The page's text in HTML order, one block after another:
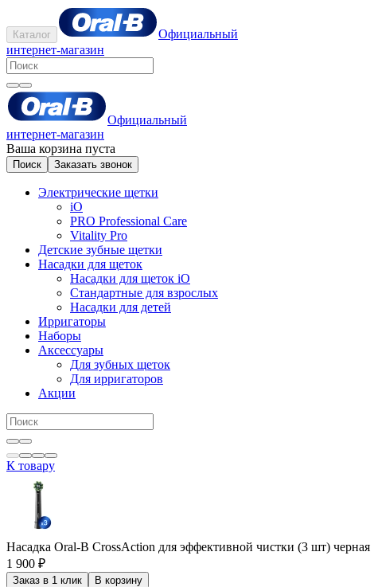
Каталог
Официальный
интернет-магазин
Официальный
интернет-магазин
Ваша корзина пуста
Поиск Заказать звонок
Электрические щетки
iO
PRO Professional Care
Vitality Pro
Детские зубные щетки
Насадки для щеток
Насадки для щеток iO
Стандартные для взрослых
Насадки для детей
Ирригаторы
Наборы
Аксессуары
Для зубных щеток
Для ирригаторов
Акции
К товару
Насадка Oral-B CrossAction для эффективной чистки (3 шт) черная
1 900 ₽
Заказ в 1 клик В корзину